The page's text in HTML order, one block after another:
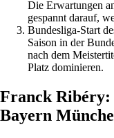
Die Erwartungen
gespannt darauf,
Bundesliga-Start
Saison in der
nach dem
Platz dominieren.
Franck Ribéry:
Bayern